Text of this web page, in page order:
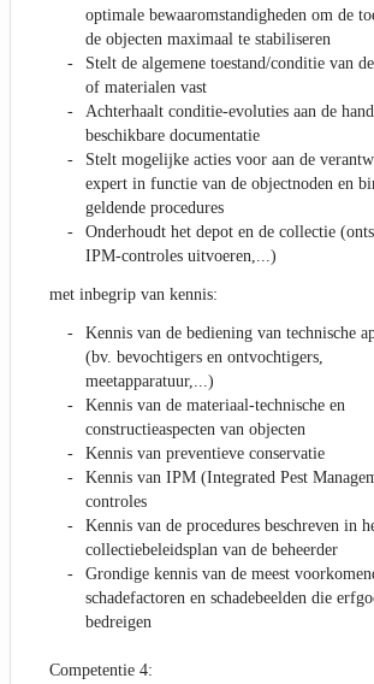
optimale bewaaromstandigheden om de
de objecten maximaal te stabiliseren
Stelt de algemene toestand/conditie van
of materialen vast
Achterhaalt conditie-evoluties aan de
beschikbare documentatie
Stelt mogelijke acties voor aan de
expert in functie van de objectnoden en
geldende procedures
Onderhoudt het depot en de collectie
IPM-controles uitvoeren,...)
met inbegrip van kennis:
Kennis van de bediening van technische
(bv. bevochtigers en ontvochtigers,
meetapparatuur,...)
Kennis van de materiaal-technische en
constructieaspecten van objecten
Kennis van preventieve conservatie
Kennis van IPM (Integrated Pest
controles
Kennis van de procedures beschreven in
collectiebeleidsplan van de beheerder
Grondige kennis van de meest
schadefactoren en schadebeelden die
bedreigen
Competentie 4: